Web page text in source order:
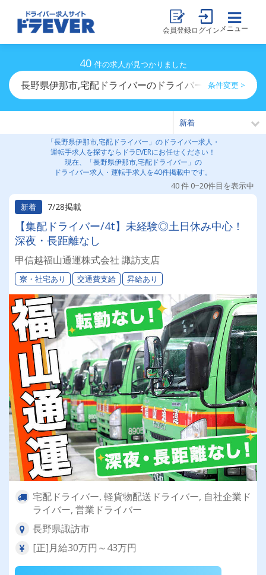
会員登録ログイン メニュー
40 件の求人が見つかりました
長野県伊那市,宅配ドライバーのドライバー求人・運転手
条件変更 >
「長野県伊那市,宅配ドライバー」のドライバー求人・
運転手求人を探すならドラEVERにお任せください！
現在、「長野県伊那市,宅配ドライバー」の
ドライバー求人・運転手求人を40件掲載中です。
40 件 0~20件目を表示中
新着
7/28掲載
【集配ドライバー/4t】未経験◎土日休み中心！
深夜・長距離なし
甲信越福山通運株式会社 諏訪支店
寮・社宅あり 交通費支給 昇給あり
宅配ドライバー, 軽貨物配送ドライバー, 自社企業ド
ライバー, 営業ドライバー
長野県諏訪市
[正]月給30万円～43万円